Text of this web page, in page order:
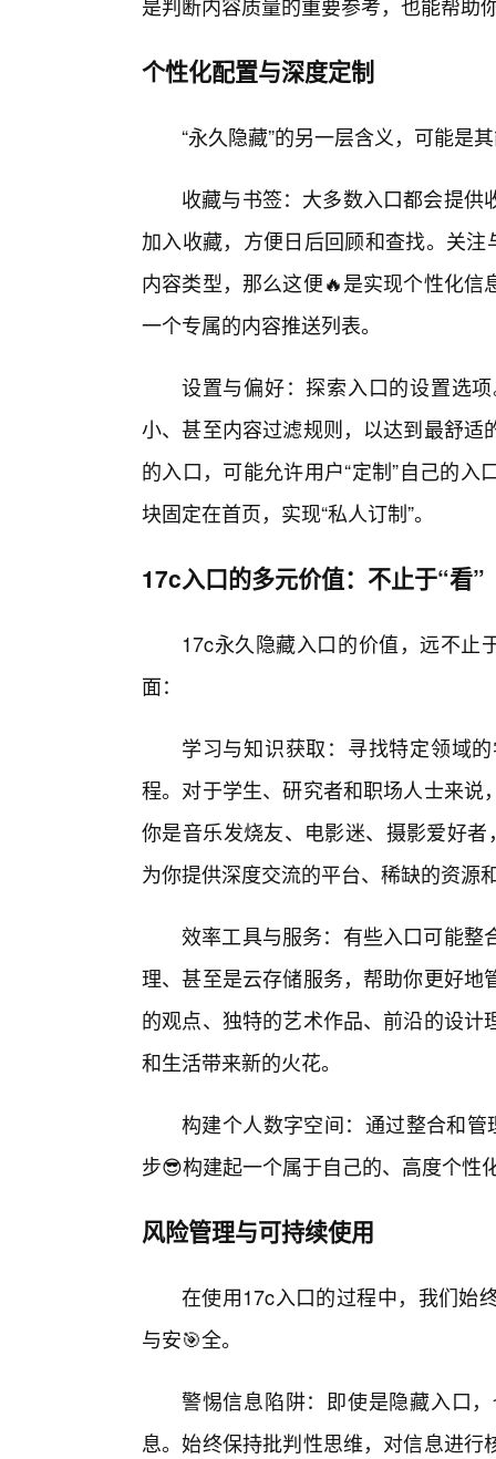
个性化配置与深度定制
“永久隐藏”的另一层含义，可能是
收藏与书签：大多数入口都会提
加入收藏，方便日后回顾和查找。关
内容类型，那么这便🔥是实现个性化
一个专属的内容推送列表。
设置与偏好：探索入口的设置选
小、甚至内容过滤规则，以达到最舒
的入口，可能允许用户“定制”自己的
块固定在首页，实现“私人订制”。
17c入口的多元价值：不止于“看”
17c永久隐藏入口的价值，远不止
面：
学习与知识获取：寻找特定领域
程。对于学生、研究者和职场人士来
你是音乐发烧友、电影迷、摄影爱好
为你提供深度交流的平台、稀缺的资源
效率工具与服务：有些入口可能整
理、甚至是云存储服务，帮助你更好
的观点、独特的艺术作品、前沿的设
和生活带来新的火花。
构建个人数字空间：通过整合和
步😎构建起一个属于自己的、高度个性
风险管理与可持续使用
在使用17c入口的过程中，我们始
与安🎯全。
警惕信息陷阱：即使是隐藏入口
息。始终保持批判性思维，对信息进